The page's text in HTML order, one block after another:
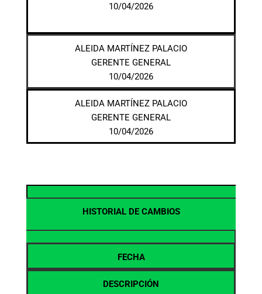
10/04/2026
ALEIDA MARTÍNEZ PALACIO
GERENTE GENERAL
10/04/2026
ALEIDA MARTÍNEZ PALACIO
GERENTE GENERAL
10/04/2026
HISTORIAL DE CAMBIOS
FECHA
DESCRIPCIÓN